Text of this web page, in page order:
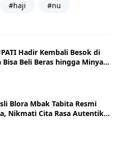
#haji #nu
Hadir Kembali Besok di
Bisa Beli Beras hingga Minyak
Harga Terjangkau
Blora Mbak Tabita Resmi
Nikmati Cita Rasa Autentik